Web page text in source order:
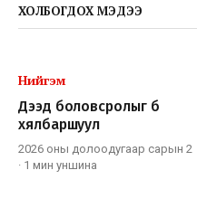
ХОЛБОГДОХ МЭДЭЭ
Нийгэм
Дээд боловсролыг бүү
хялбаршуул
2026 оны долоодугаар сарын 2
· 1 мин уншина